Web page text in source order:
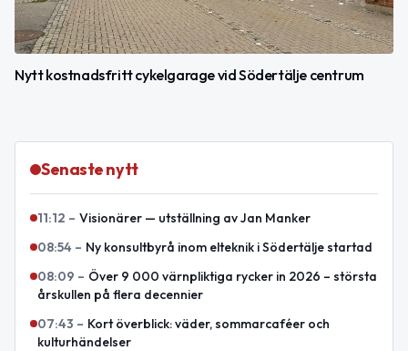
Nytt kostnadsfritt cykelgarage vid Södertälje centrum
Senaste nytt
11:12 – Visionärer — utställning av Jan Manker
08:54 – Ny konsultbyrå inom elteknik i Södertälje startad
08:09 – Över 9 000 värnpliktiga rycker in 2026 – största
årskullen på flera decennier
07:43 – Kort överblick: väder, sommarcaféer och
kulturhändelser